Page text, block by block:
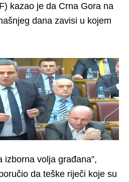
kazao je da Crna Gora na
dana zavisi u kojem
izborna volja građana”,
da teške riječi koje su